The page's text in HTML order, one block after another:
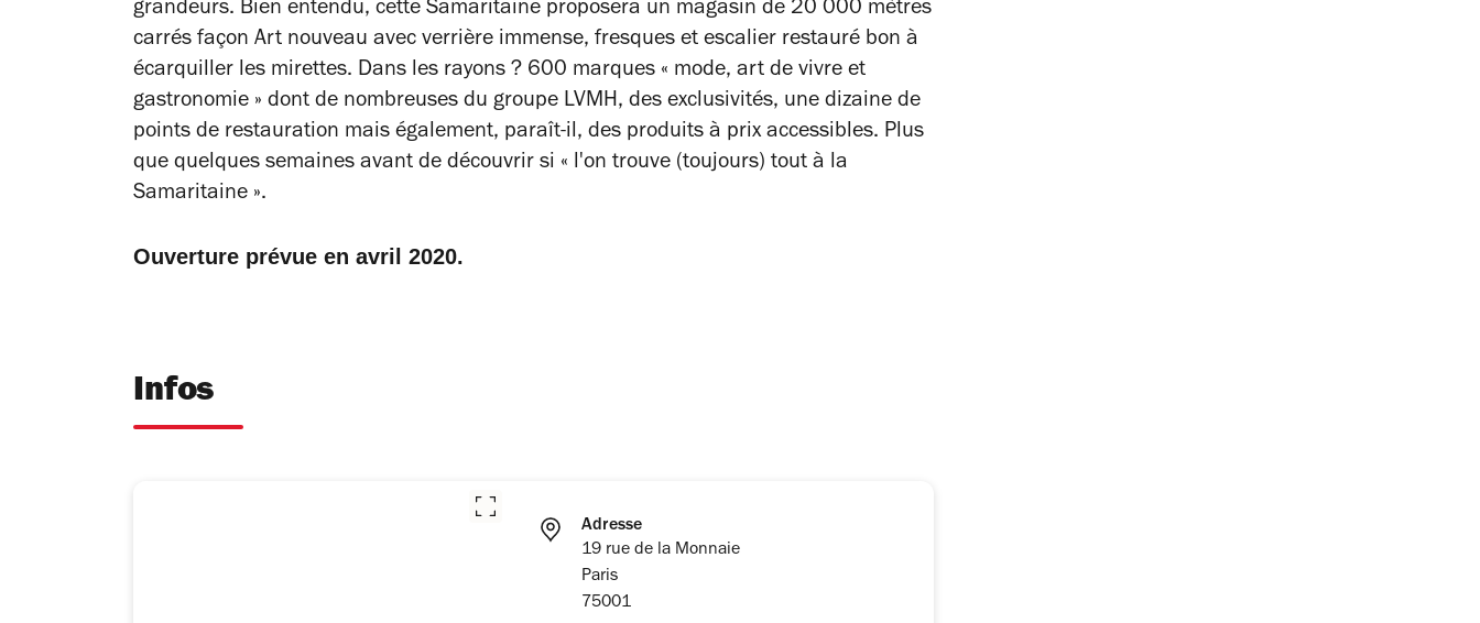
grandeurs. Bien entendu, cette Samaritaine proposera un magasin de 20 000 mètres
carrés façon Art nouveau avec verrière immense, fresques et escalier restauré bon à
écarquiller les mirettes. Dans les rayons ? 600 marques « mode, art de vivre et
gastronomie » dont de nombreuses du groupe LVMH, des exclusivités, une dizaine de
points de restauration mais également, paraît-il, des produits à prix accessibles. Plus
que quelques semaines avant de découvrir si « l'on trouve (toujours) tout à la
Samaritaine ».
Ouverture prévue en avril 2020.
Infos
Adresse
19 rue de la Monnaie
Paris
75001